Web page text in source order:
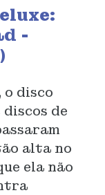
-
o disco
discos de
alta no
ela não